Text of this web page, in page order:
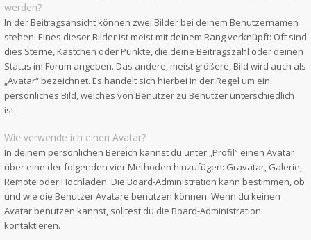
werden?
In der Beitragsansicht können zwei Bilder bei deinem Benutzernamen
stehen. Eines dieser Bilder ist meist mit deinem Rang verknüpft: Oft sind
dies Sterne, Kästchen oder Punkte, die deine Beitragszahl oder deinen
Status im Forum angeben. Das andere, meist größere, Bild wird auch als
„Avatar“ bezeichnet. Es handelt sich hierbei in der Regel um ein
persönliches Bild, welches von Benutzer zu Benutzer unterschiedlich
ist.
Wie verwende ich einen Avatar?
In deinem persönlichen Bereich kannst du unter „Profil“ einen Avatar
über eine der folgenden vier Methoden hinzufügen: Gravatar, Galerie,
Remote oder Hochladen. Die Board-Administration kann bestimmen, ob
und wie die Benutzer Avatare benutzen können. Wenn du keinen
Avatar benutzen kannst, solltest du die Board-Administration
kontaktieren.